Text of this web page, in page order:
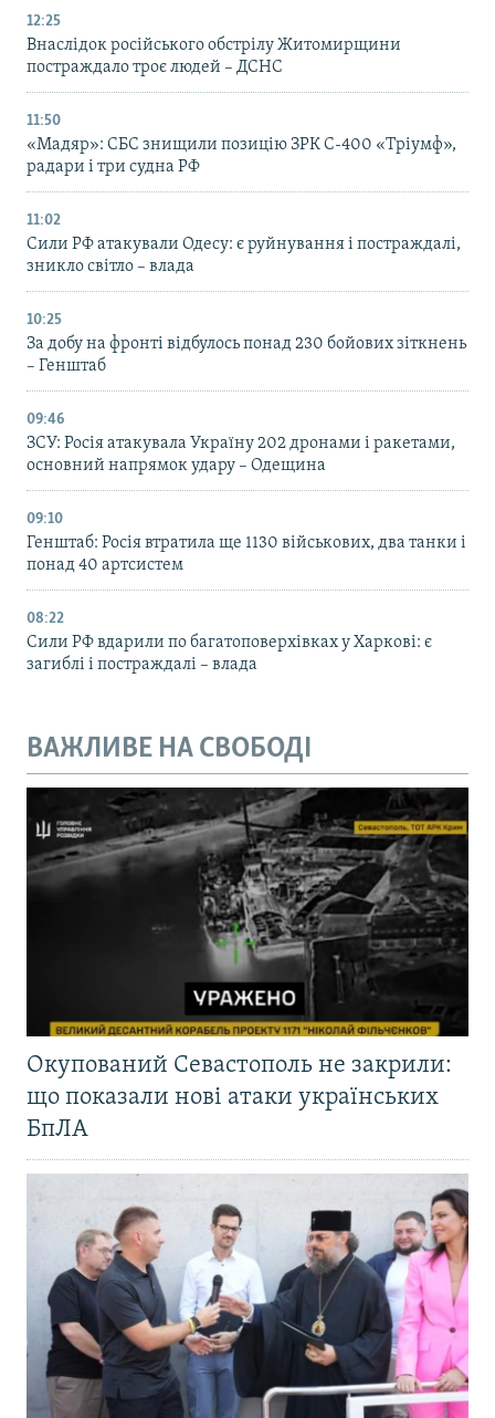
12:25
Внаслідок російського обстрілу Житомирщини
постраждало троє людей – ДСНС
11:50
«Мадяр»: СБС знищили позицію ЗРК С-400 «Тріумф»,
радари і три судна РФ
11:02
Сили РФ атакували Одесу: є руйнування і постраждалі,
зникло світло – влада
10:25
За добу на фронті відбулось понад 230 бойових зіткнень
– Генштаб
09:46
ЗСУ: Росія атакувала Україну 202 дронами і ракетами,
основний напрямок удару – Одещина
09:10
Генштаб: Росія втратила ще 1130 військових, два танки і
понад 40 артсистем
08:22
Сили РФ вдарили по багатоповерхівках у Харкові: є
загиблі і постраждалі – влада
ВАЖЛИВЕ НА СВОБОДІ
Окупований Севастополь не закрили:
що показали нові атаки українських
БпЛА